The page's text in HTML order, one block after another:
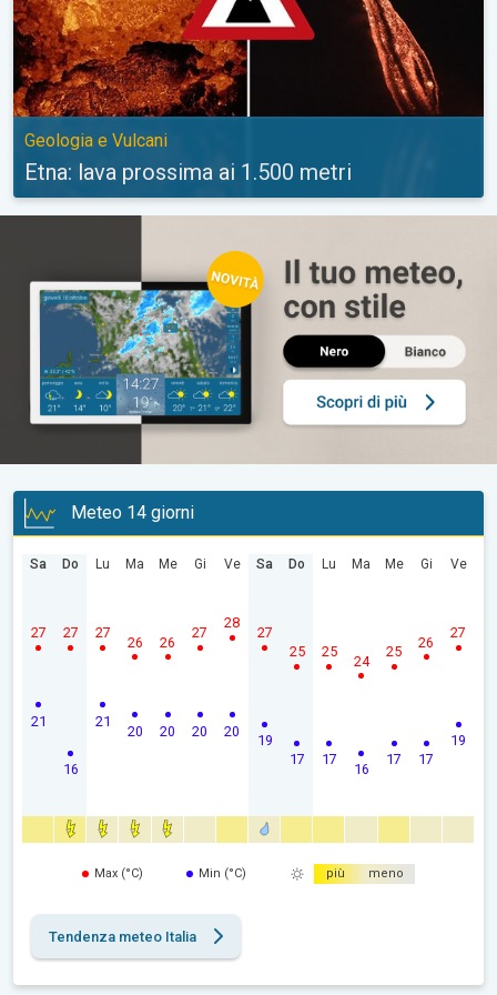
Geologia e Vulcani
Etna: lava prossima ai 1.500 metri
Meteo 14 giorni
Sa
21
27
Do
16
27
Lu
21
27
Ma
20
26
Me
20
26
Gi
20
27
Ve
20
28
Sa
19
27
Do
17
25
Lu
17
25
Ma
16
24
Me
17
25
Gi
17
26
Ve
19
27
Max (°C) Min (°C) più meno
Tendenza meteo Italia